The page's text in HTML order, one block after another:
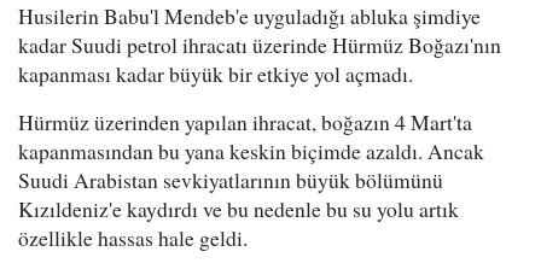
Husilerin Babu'l Mendeb'e uyguladığı abluka şimdiye
kadar Suudi petrol ihracatı üzerinde Hürmüz Boğazı'nın
kapanması kadar büyük bir etkiye yol açmadı.
Hürmüz üzerinden yapılan ihracat, boğazın 4 Mart'ta
kapanmasından bu yana keskin biçimde azaldı. Ancak
Suudi Arabistan sevkiyatlarının büyük bölümünü
Kızıldeniz'e kaydırdı ve bu nedenle bu su yolu artık
özellikle hassas hale geldi.